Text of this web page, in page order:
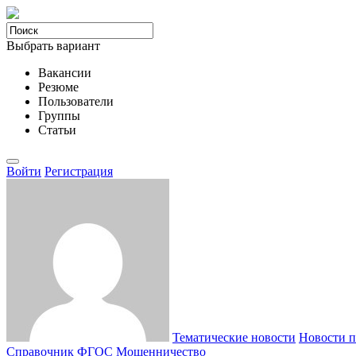
Выбрать вариант
Вакансии
Резюме
Пользователи
Группы
Статьи
Войти Регистрация
Тематические новости Новости
Справочник ФГОС Мошенничество